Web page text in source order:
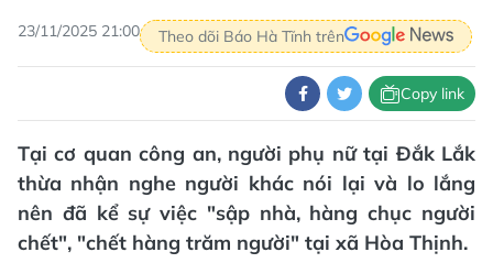
23/11/2025 21:00 Theo dõi Báo Hà Tĩnh trên
Copy link
Tại cơ quan công an, người phụ nữ tại Đắk Lắk
thừa nhận nghe người khác nói lại và lo lắng
nên đã kể sự việc "sập nhà, hàng chục người
chết", "chết hàng trăm người" tại xã Hòa Thịnh.